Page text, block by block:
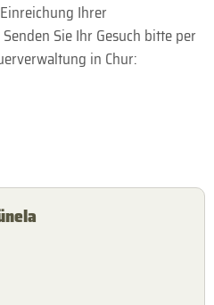
Ihrer
Sie Ihr Gesuch bitte per
in Chur: